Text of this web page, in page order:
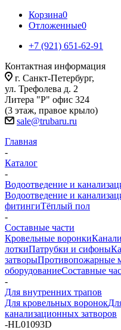
Корзина0
Отложенные0
+7 (921) 651-62-91
Контактная информация
г. Санкт-Петербург,
ул. Трефолева д. 2
Литера "Р" офис 324
(3 этаж, правое крыло)
sale@trubaru.ru
Главная
-
Каталог
-
Водоотведение и
Водоотведение и
фитингиТёплый пол
-
Составные части
Кровельные воронки
лоткиПатрубки и сифоны
затворыПротивопожарные
оборудованиеСоставные
-
Для внутренних трапов
Для кровельных воронок
канализационных затворов
-HL01093D